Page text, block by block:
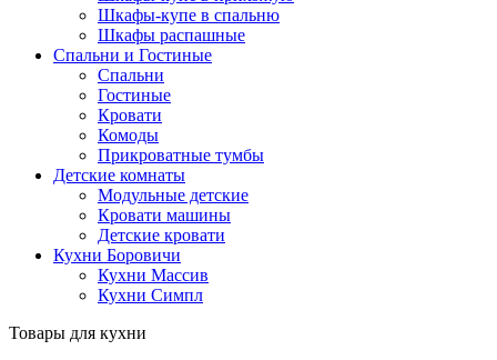
Шкафы-купе в спальню
Шкафы распашные
Спальни и Гостиные
Спальни
Гостиные
Кровати
Комоды
Прикроватные тумбы
Детские комнаты
Модульные детские
Кровати машины
Детские кровати
Кухни Боровичи
Кухни Массив
Кухни Симпл
Товары для кухни